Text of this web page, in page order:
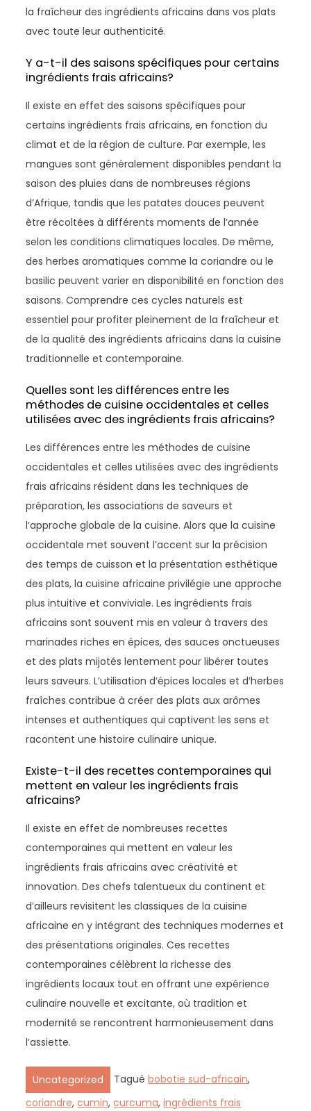
la fraîcheur des ingrédients africains dans vos plats
avec toute leur authenticité.
Y a-t-il des saisons spécifiques pour certains
ingrédients frais africains?
Il existe en effet des saisons spécifiques pour
certains ingrédients frais africains, en fonction du
climat et de la région de culture. Par exemple, les
mangues sont généralement disponibles pendant la
saison des pluies dans de nombreuses régions
d’Afrique, tandis que les patates douces peuvent
être récoltées à différents moments de l’année
selon les conditions climatiques locales. De même,
des herbes aromatiques comme la coriandre ou le
basilic peuvent varier en disponibilité en fonction des
saisons. Comprendre ces cycles naturels est
essentiel pour profiter pleinement de la fraîcheur et
de la qualité des ingrédients africains dans la cuisine
traditionnelle et contemporaine.
Quelles sont les différences entre les
méthodes de cuisine occidentales et celles
utilisées avec des ingrédients frais africains?
Les différences entre les méthodes de cuisine
occidentales et celles utilisées avec des ingrédients
frais africains résident dans les techniques de
préparation, les associations de saveurs et
l’approche globale de la cuisine. Alors que la cuisine
occidentale met souvent l’accent sur la précision
des temps de cuisson et la présentation esthétique
des plats, la cuisine africaine privilégie une approche
plus intuitive et conviviale. Les ingrédients frais
africains sont souvent mis en valeur à travers des
marinades riches en épices, des sauces onctueuses
et des plats mijotés lentement pour libérer toutes
leurs saveurs. L’utilisation d’épices locales et d’herbes
fraîches contribue à créer des plats aux arômes
intenses et authentiques qui captivent les sens et
racontent une histoire culinaire unique.
Existe-t-il des recettes contemporaines qui
mettent en valeur les ingrédients frais
africains?
Il existe en effet de nombreuses recettes
contemporaines qui mettent en valeur les
ingrédients frais africains avec créativité et
innovation. Des chefs talentueux du continent et
d’ailleurs revisitent les classiques de la cuisine
africaine en y intégrant des techniques modernes et
des présentations originales. Ces recettes
contemporaines célèbrent la richesse des
ingrédients locaux tout en offrant une expérience
culinaire nouvelle et excitante, où tradition et
modernité se rencontrent harmonieusement dans
l’assiette.
Uncategorized Taguébobotie sud-africain,
coriandre,cumin,curcuma,ingrédients frais